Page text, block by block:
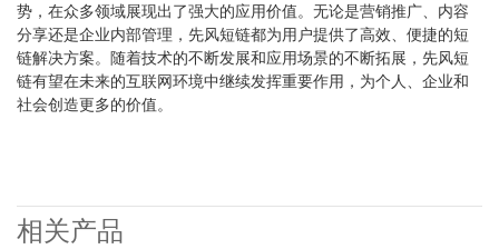
势，在众多领域展现出了强大的应用价值。无论是营销推广、内容
分享还是企业内部管理，先风短链都为用户提供了高效、便捷的短
链解决方案。随着技术的不断发展和应用场景的不断拓展，先风短
链有望在未来的互联网环境中继续发挥重要作用，为个人、企业和
社会创造更多的价值。
相关产品